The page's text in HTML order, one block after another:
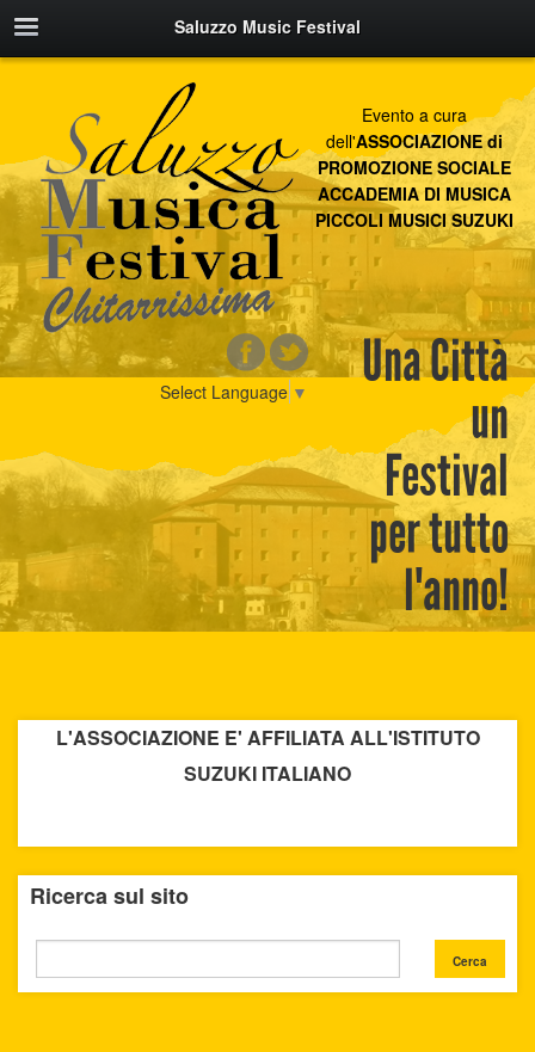
Saluzzo Music Festival
Evento a cura
dell'ASSOCIAZIONE di
PROMOZIONE SOCIALE
ACCADEMIA DI MUSICA
PICCOLI MUSICI SUZUKI
Una Città
un
Festival
per tutto
l'anno!
Select Language ▼
L'ASSOCIAZIONE E' AFFILIATA ALL'ISTITUTO
SUZUKI ITALIANO
Ricerca sul sito